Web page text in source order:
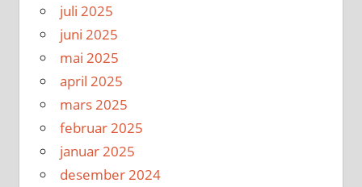
juli 2025
juni 2025
mai 2025
april 2025
mars 2025
februar 2025
januar 2025
desember 2024